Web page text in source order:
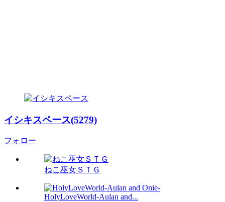
イシキスペース(5279)
フォロー
ねこ巫女ＳＴＧ
HolyLoveWorld-Aulan and...